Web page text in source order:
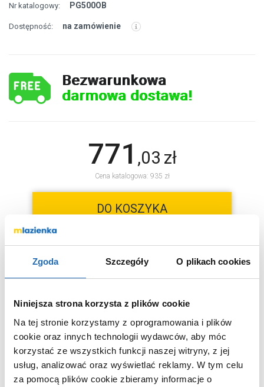
Zgoda Szczegóły O plikach cookies
Niniejsza strona korzysta z plików cookie
Na tej stronie korzystamy z oprogramowania i plików
cookie oraz innych technologii wydawców, aby móc
korzystać ze wszystkich funkcji naszej witryny, z jej
usług, analizować oraz wyświetlać reklamy. W tym celu
za pomocą plików cookie zbieramy informacje o
Nr katalogowy: PG500OB
Dostępność: na zamówienie
Bezwarunkowa
darmowa dostawa!
771 ,03 zł
Cena katalogowa: 935 zł
DO KOSZYKA
Chcesz zamówić telefonicznie?
Marka
Kuchinox
Seria
Cara